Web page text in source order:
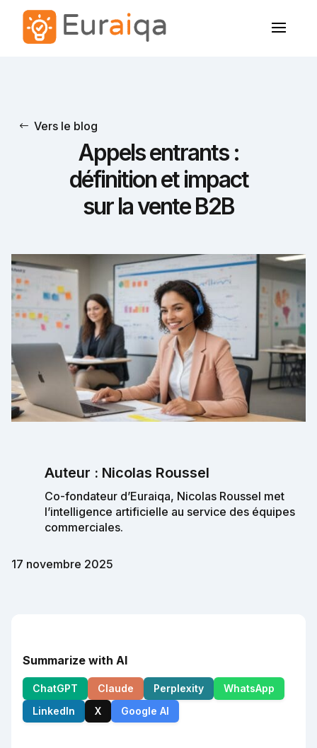
Vers le blog
Appels entrants :
définition et impact
sur la vente B2B
Auteur : Nicolas Roussel
Co-fondateur d’Euraiqa, Nicolas Roussel met
l’intelligence artificielle au service des équipes
commerciales.
17 novembre 2025
Summarize with AI
ChatGPT Claude Perplexity
WhatsApp
LinkedIn
X Google AI